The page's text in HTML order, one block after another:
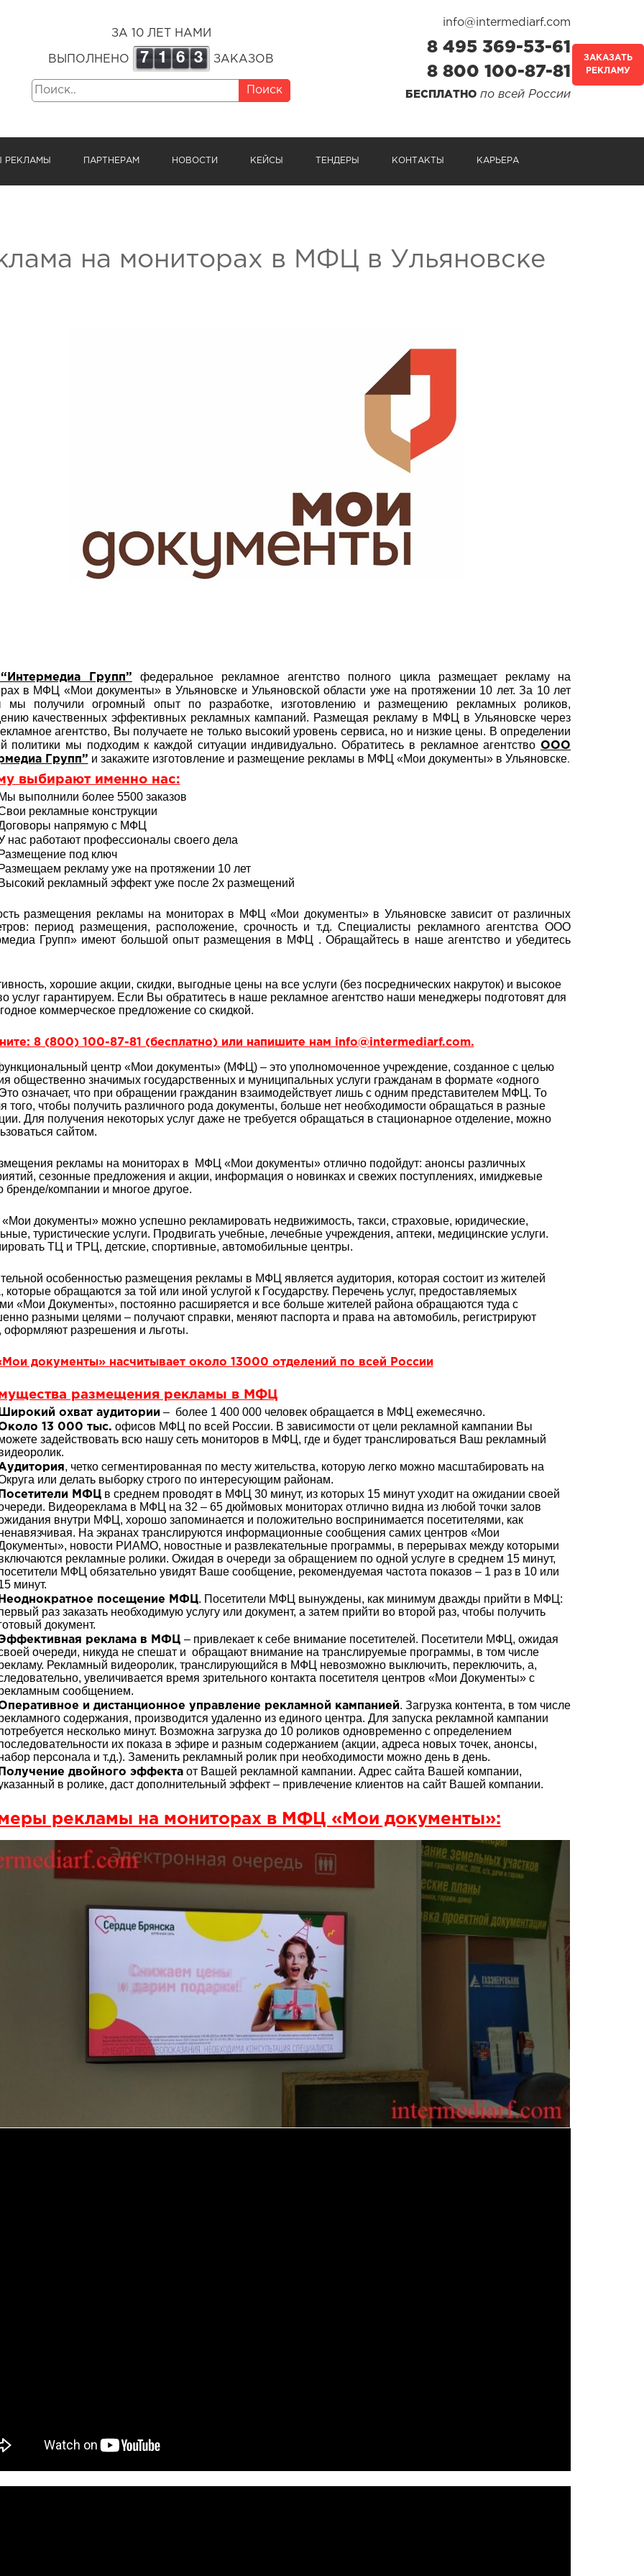
ЗА 10 ЛЕТ НАМИ
ВЫПОЛНЕНО 7 1 6 3 ЗАКАЗОВ
Поиск
info@intermediarf.com
8 495 369-53-61
8 800 100-87-81
БЕСПЛАТНО по всей России
РЕКЛАМЫ ПАРТНЕРАМ НОВОСТИ КЕЙСЫ ТЕНДЕРЫ КОНТАКТЫ КАРЬЕРА
ЗАКАЗАТЬ
РЕКЛАМУ
на мониторах в МФЦ в Ульяновске
Групп”
федеральное рекламное агентство полного цикла размещает рекламу на
в МФЦ «Мои документы» в Ульяновске и Ульяновской области уже на протяжении 10 лет. За 10 лет
мы получили огромный опыт по разработке, изготовлению и размещению рекламных роликов,
качественных эффективных рекламных кампаний. Размещая рекламу в МФЦ в Ульяновске через
агентство, Вы получаете не только высокий уровень сервиса, но и низкие цены. В определении
политики мы подходим к каждой ситуации индивидуально. Обратитесь в рекламное агентство ООО
Групп” и закажите изготовление и размещение рекламы в МФЦ «Мои документы» в Ульяновске.
выбирают именно нас:
выполнили более 5500 заказов
рекламные конструкции
напрямую с МФЦ
нас работают профессионалы своего дела
под ключ
рекламу уже на протяжении 10 лет
рекламный эффект уже после 2х размещений
размещения рекламы на мониторах в МФЦ «Мои документы» в Ульяновске зависит от различных
период размещения, расположение, срочность и т.д. Специалисты рекламного агентства ООО
Групп» имеют большой опыт размещения в МФЦ . Обращайтесь в наше агентство и убедитесь
хорошие акции, скидки, выгодные цены на все услуги (без посреднических накруток) и высокое
услуг гарантируем. Если Вы обратитесь в наше рекламное агентство наши менеджеры подготовят для
коммерческое предложение со скидкой.
8 (800) 100-87-81 (бесплатно) или напишите нам info@intermediarf.com.
центр «Мои документы» (МФЦ) – это уполномоченное учреждение, созданное с целью
общественно значимых государственных и муниципальных услуги гражданам в формате «одного
означает, что при обращении гражданин взаимодействует лишь с одним представителем МФЦ. То
того, чтобы получить различного рода документы, больше нет необходимости обращаться в разные
Для получения некоторых услуг даже не требуется обращаться в стационарное отделение, можно
сайтом.
рекламы на мониторах в МФЦ «Мои документы» отлично подойдут: анонсы различных
сезонные предложения и акции, информация о новинках и свежих поступлениях, имиджевые
бренде/компании и многое другое.
документы» можно успешно рекламировать недвижимость, такси, страховые, юридические,
туристические услуги. Продвигать учебные, лечебные учреждения, аптеки, медицинские услуги.
ТЦ и ТРЦ, детские, спортивные, автомобильные центры.
особенностью размещения рекламы в МФЦ является аудитория, которая состоит из жителей
которые обращаются за той или иной услугой к Государству. Перечень услуг, предоставляемых
«Мои Документы», постоянно расширяется и все больше жителей района обращаются туда с
разными целями – получают справки, меняют паспорта и права на автомобиль, регистрируют
оформляют разрешения и льготы.
документы» насчитывает около 13000 отделений по всей России
размещения рекламы в МФЦ
охват аудитории – более 1 400 000 человек обращается в МФЦ ежемесячно.
13 000 тыс. офисов МФЦ по всей России. В зависимости от цели рекламной кампании Вы
задействовать всю нашу сеть мониторов в МФЦ, где и будет транслироваться Ваш рекламный
, четко сегментированная по месту жительства, которую легко можно масштабировать на
или делать выборку строго по интересующим районам.
МФЦв среднем проводят в МФЦ 30 минут, из которых 15 минут уходит на ожидании своей
Видеореклама в МФЦ на 32 – 65 дюймовых мониторах отлично видна из любой точки залов
внутри МФЦ, хорошо запоминается и положительно воспринимается посетителями, как
На экранах транслируются информационные сообщения самих центров «Мои
новости РИАМО, новостные и развлекательные программы, в перерывах между которыми
рекламные ролики. Ожидая в очереди за обращением по одной услуге в среднем 15 минут,
МФЦ обязательно увидят Ваше сообщение, рекомендуемая частота показов – 1 раз в 10 или
минут.
посещение МФЦ. Посетители МФЦ вынуждены, как минимум дважды прийти в МФЦ:
раз заказать необходимую услугу или документ, а затем прийти во второй раз, чтобы получить
документ.
реклама в МФЦ – привлекает к себе внимание посетителей. Посетители МФЦ, ожидая
очереди, никуда не спешат и обращают внимание на транслируемые программы, в том числе
Рекламный видеоролик, транслирующийся в МФЦ невозможно выключить, переключить, а,
увеличивается время зрительного контакта посетителя центров «Мои Документы» с
сообщением.
и дистанционное управление рекламной кампанией. Загрузка контента, в том числе
содержания, производится удаленно из единого центра. Для запуска рекламной кампании
несколько минут. Возможна загрузка до 10 роликов одновременно с определением
их показа в эфире и разным содержанием (акции, адреса новых точек, анонсы,
персонала и т.д.). Заменить рекламный ролик при необходимости можно день в день.
двойного эффектаот Вашей рекламной кампании. Адрес сайта Вашей компании,
в ролике, даст дополнительный эффект – привлечение клиентов на сайт Вашей компании.
рекламы на мониторах в МФЦ «Мои документы»: